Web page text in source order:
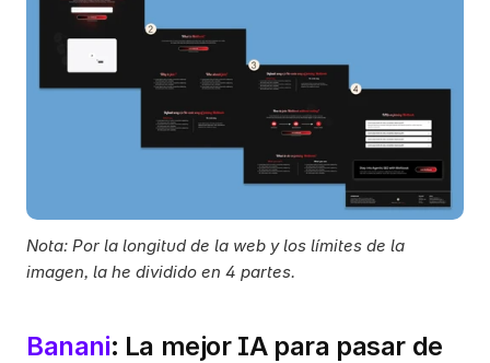
Nota: Por la longitud de la web y los límites de la
imagen, la he dividido en 4 partes.
Banani: La mejor IA para pasar de